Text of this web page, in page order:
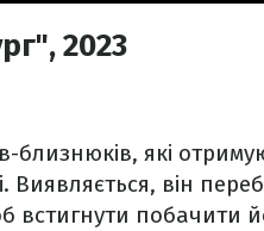
2023
які
він
побачити